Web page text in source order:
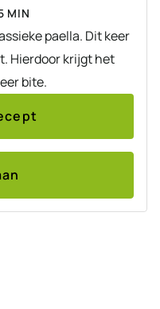
MINUTEN
MIN
paella. Dit keer
Hierdoor krijgt het
bite.